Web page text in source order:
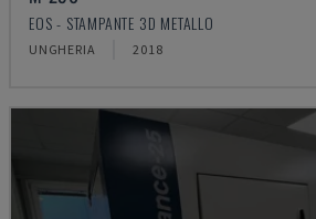
EOS - STAMPANTE 3D METALLO
UNGHERIA 2018